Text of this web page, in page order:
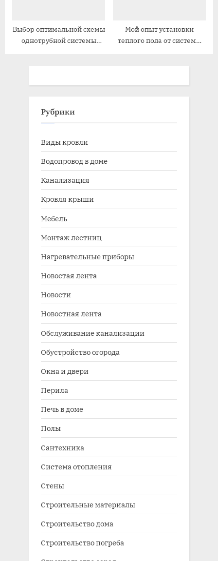
Выбор оптимальной схемы
однотрубной системы
Мой опыт установки
теплого пола от системы
Рубрики
Виды кровли
Водопровод в доме
Канализация
Кровля крыши
Мебель
Монтаж лестниц
Нагревательные приборы
Новостая лента
Новости
Новостная лента
Обслуживание канализации
Обустройство огорода
Окна и двери
Перила
Печь в доме
Полы
Сантехника
Система отопления
Стены
Строительные материалы
Строительство дома
Строительство погреба